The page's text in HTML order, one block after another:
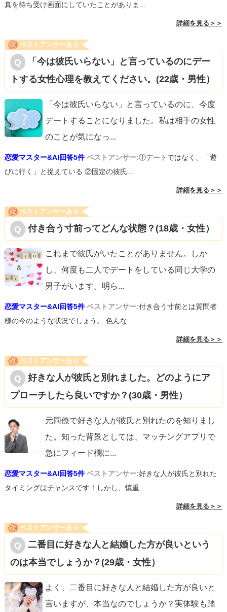
真を待ち受け画面にしていたことがありま...
詳細を見る＞＞
ベストアンサーあり
「今は彼氏いらない」と言っているのにデー
トする女性心理を教えてください。(22歳・男性）
「今は彼氏いらない」と言っているのに、今度
デートすることになりました。私は相手の女性
のことが気になっ...
恋愛マスター&AI回答5件 ベストアンサー:①デートではなく、「遊
びに行く」と捉えている ②固定の彼氏...
詳細を見る＞＞
ベストアンサーあり
付き合う寸前ってどんな状態？(18歳・女性）
これまで彼氏がいたことがありません。しか
し、何度も二人でデートをしている同じ大学の
男子がいます。明ら...
恋愛マスター&AI回答5件 ベストアンサー:付き合う寸前とは質問者
様の今のような状況でしょう。 色んな...
詳細を見る＞＞
ベストアンサーあり
好きな人が彼氏と別れました。どのようにア
プローチしたら良いですか？(30歳・男性）
元同僚で好きな人が彼氏と別れたのを知りまし
た。知った背景としては、マッチングアプリで
急にフィード欄に...
恋愛マスター&AI回答5件 ベストアンサー:好きな人が彼氏と別れた
タイミングはチャンスです！しかし、慎重...
詳細を見る＞＞
ベストアンサーあり
二番目に好きな人と結婚した方が良いという
のは本当でしょうか？(29歳・女性）
よく、二番目に好きな人と結婚した方が良いと
言いますが、本当なのでしょうか？実体験も踏